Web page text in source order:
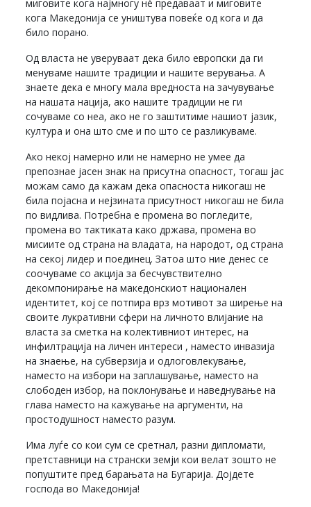
миговите кога најмногу нè предаваат и миговите
кога Македонија се уништува повеќе од кога и да
било порано.
Од власта не уверуваат дека било европски да ги
менуваме нашите традиции и нашите верувања. А
знаете дека е многу мала вредноста на зачувување
на нашата нација, ако нашите традиции не ги
сочуваме со неа, ако не го заштитиме нашиот јазик,
култура и она што сме и по што се разликуваме.
Ако некој намерно или не намерно не умее да
препознае јасен знак на присутна опасност, тогаш јас
можам само да кажам дека опасноста никогаш не
била појасна и нејзината присутност никогаш не била
по видлива. Потребна е промена во погледите,
промена во тактиката како држава, промена во
мисиите од страна на владата, на народот, од страна
на секој лидер и поединец. Затоа што ние денес се
соочуваме со акција за бесчувствително
декомпонирање на македонскиот национален
идентитет, кој се потпира врз мотивот за ширење на
своите лукративни сфери на личното влијание на
власта за сметка на колективниот интерес, на
инфилтрација на личен интереси , наместо инвазија
на знаење, на субверзија и одлоговлекување,
наместо на избори на заплашување, наместо на
слободен избор, на поклонување и наведнување на
глава наместо на кажување на аргументи, на
простодушност наместо разум.
Има луѓе со кои сум се сретнал, разни дипломати,
претставници на странски земји кои велат зошто не
попуштите пред барањата на Бугарија. Дојдете
господа во Македонија!